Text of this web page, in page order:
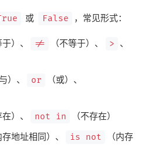
或 False ，常见形式：
于）、 != （不等于）、 > 、
）、 or （或）、
在）、 not in
（不存在）
存地址相同）、 is not
（内存